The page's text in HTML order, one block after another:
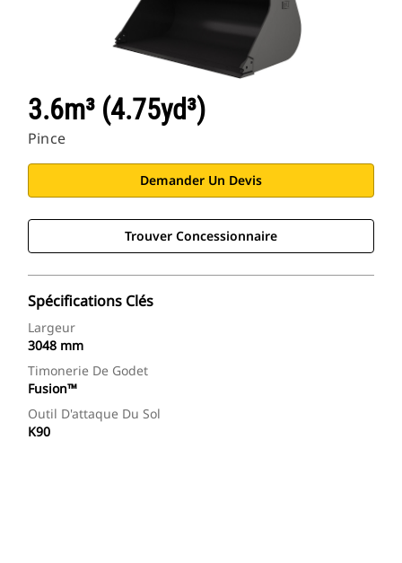
3.6m³ (4.75yd³)
Pince
Demander Un Devis
Trouver Concessionnaire
Spécifications Clés
Largeur
3048 mm
Timonerie De Godet
Fusion™
Outil D'attaque Du Sol
K90